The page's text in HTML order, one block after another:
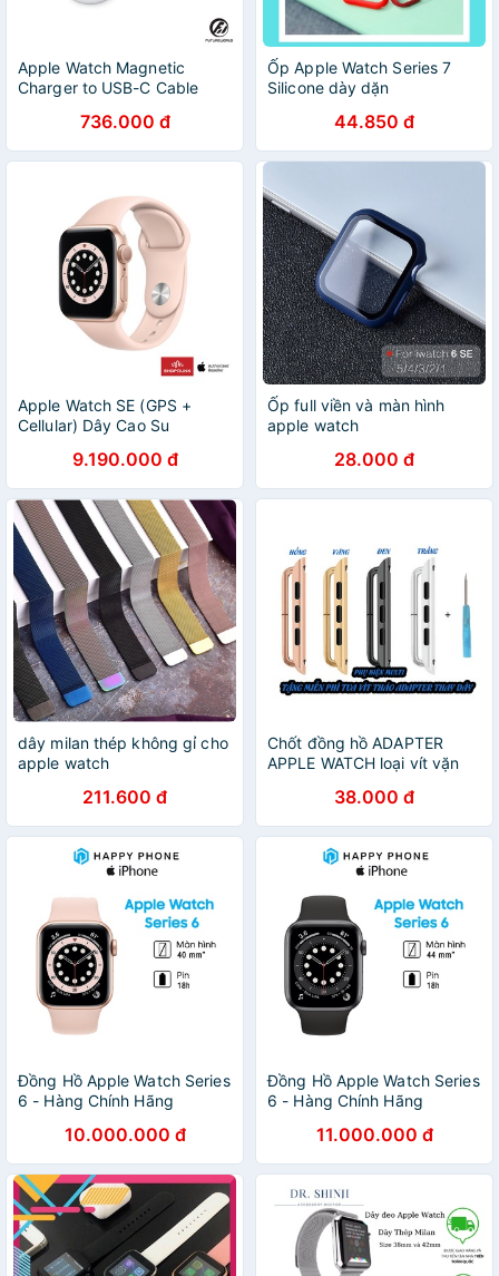
Apple Watch Magnetic
Charger to USB-C Cable
736.000 đ
Ốp Apple Watch Series 7
Silicone dày dặn
44.850 đ
Apple Watch SE (GPS +
Cellular) Dây Cao Su
9.190.000 đ
Ốp full viền và màn hình
apple watch
28.000 đ
dây milan thép không gỉ cho
apple watch
211.600 đ
Chốt đồng hồ ADAPTER
APPLE WATCH loại vít vặn
38.000 đ
Đồng Hồ Apple Watch Series
6 - Hàng Chính Hãng
10.000.000 đ
Đồng Hồ Apple Watch Series
6 - Hàng Chính Hãng
11.000.000 đ